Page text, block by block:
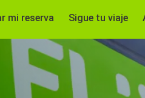
mi reserva Sigue tu viaje